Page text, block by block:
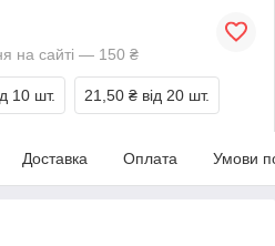
на сайті — 150 ₴
10 шт. 21,50 ₴ від 20 шт.
Доставка Оплата Умови